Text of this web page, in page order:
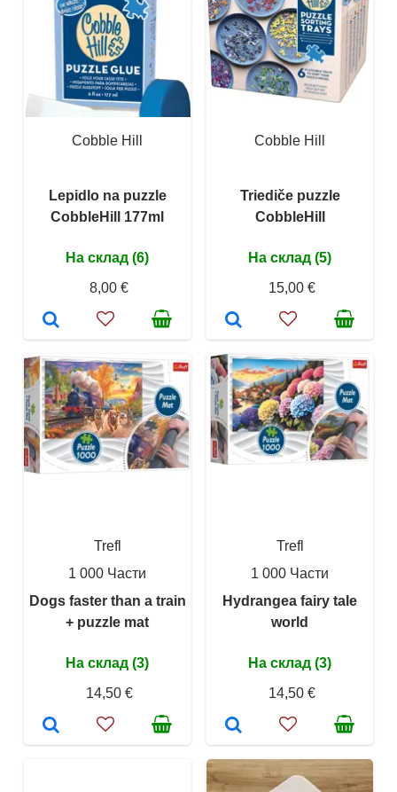
Cobble Hill
Lepidlo na puzzle
CobbleHill 177ml
На склад (6)
8,00 €
Cobble Hill
Triediče puzzle
CobbleHill
На склад (5)
15,00 €
Trefl
1 000 Части
Dogs faster than a train
+ puzzle mat
На склад (3)
14,50 €
Trefl
1 000 Части
Hydrangea fairy tale
world
На склад (3)
14,50 €